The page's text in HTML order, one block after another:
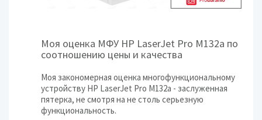
Моя оценка МФУ HP LaserJet Pro M132a по
соотношению цены и качества
Моя закономерная оценка многофункциональному
устройству HP LaserJet Pro M132a - заслуженная
пятерка, не смотря на не столь серьезную
функциональность.